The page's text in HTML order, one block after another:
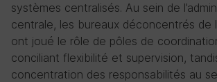
systèmes centralisés. Au sein de
centrale, les bureaux déconcentrés de
ont joué le rôle de pôles de
conciliant flexibilité et supervision,
concentration des responsabilités au